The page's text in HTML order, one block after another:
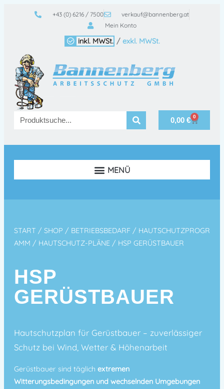
+43 (0) 6216 / 7500
verkauf@bannenberg.at
Mein Konto
inkl. MWSt. / exkl. MWSt.
0,00 € 0
START / SHOP / BETRIEBSBEDARF / HAUTSCHUTZPROGR
AMM / HAUTSCHUTZ-PLÄNE / HSP GERÜSTBAUER
HSP
GERÜSTBAUER
Hautschutzplan für Gerüstbauer – zuverlässiger
Schutz bei Wind, Wetter & Höhenarbeit
Gerüstbauer sind täglich extremen
Witterungsbedingungen und wechselnden Umgebungen